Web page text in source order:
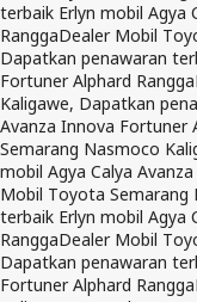
terbaik Erlyn mobil Agya
RanggaDealer Mobil
Dapatkan penawaran
Fortuner Alphard Rangga
Kaligawe, Dapatkan
Avanza Innova Fortuner
Semarang Nasmoco
mobil Agya Calya
Mobil Toyota Semarang
terbaik Erlyn mobil Agya
RanggaDealer Mobil
Dapatkan penawaran
Fortuner Alphard Rangga